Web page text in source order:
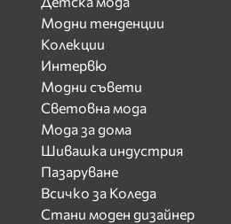
Модни тенденции
Колекции
Интервю
Модни съвети
Световна мода
Мода за дома
Шивашка индустрия
Пазаруване
Всичко за Коледа
Стани моден дизайнер